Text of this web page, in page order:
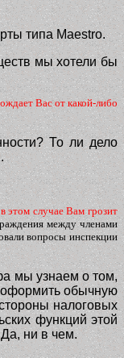
типа Maestro.
мы хотели бы
Вас от какой-либо
То ли дело
этом случае Вам грозит
между членами
вопросы инспекции
мы узнаем о том,
оформить обычную
налоговых
функций этой
ни в чем.